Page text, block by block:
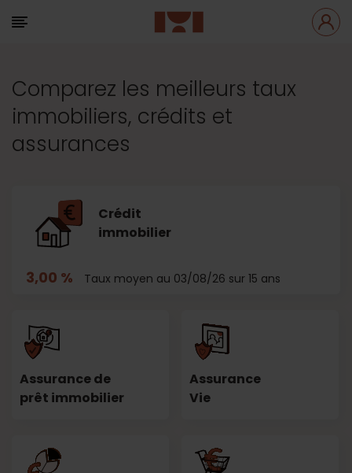
Comparez les meilleurs taux
immobiliers, crédits et
assurances
Crédit
immobilier
3,00 % Taux moyen au 03/08/26 sur 15 ans
Assurance de
prêt immobilier
Assurance
Vie